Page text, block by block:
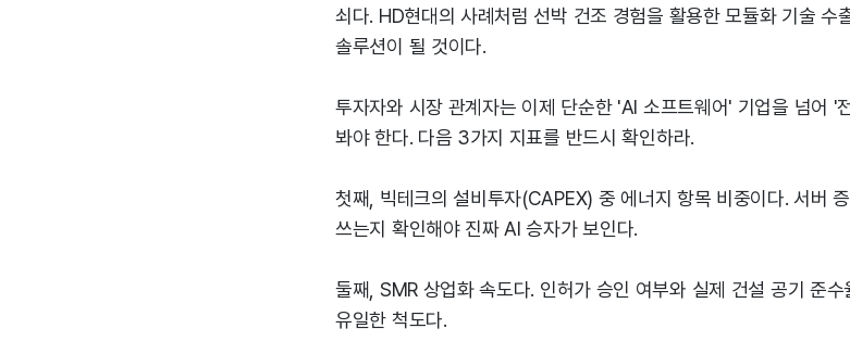
쇠다. HD현대의 사례처럼 선박 건조 경험을 활용한 모듈화 기술 수
솔루션이 될 것이다.
투자자와 시장 관계자는 이제 단순한 'AI 소프트웨어' 기업을 넘어 '
봐야 한다. 다음 3가지 지표를 반드시 확인하라.
첫째, 빅테크의 설비투자(CAPEX) 중 에너지 항목 비중이다. 서버
쓰는지 확인해야 진짜 AI 승자가 보인다.
둘째, SMR 상업화 속도다. 인허가 승인 여부와 실제 건설 공기 준
유일한 척도다.